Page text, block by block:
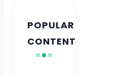
POPULAR
CONTENT